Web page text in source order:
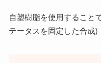
自塑樹脂を使用すること
テータスを固定した合成)